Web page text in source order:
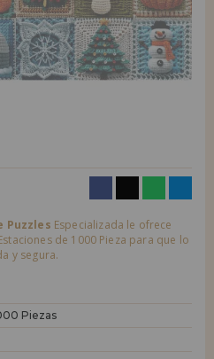
podrás realizar tus compras
vender en tu negocio
Puzzles Especializada le ofrece
de 1000 Pieza para que lo
y segura.
Piezas